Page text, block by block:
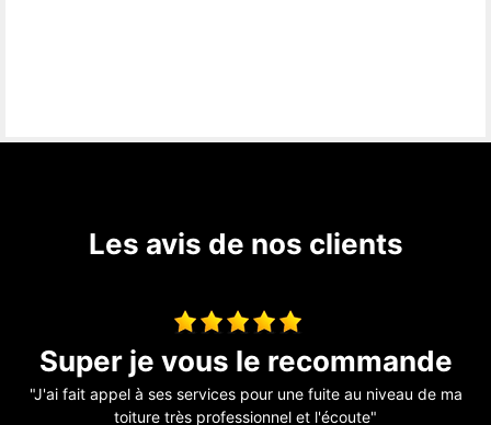
Les avis de nos clients
Couverture
"Au top !! "
De Ornella